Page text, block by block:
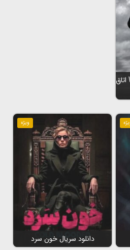
دانلود فیلم Wire Room 2022 اتاق
ویژه
دانلود سریال خون سرد